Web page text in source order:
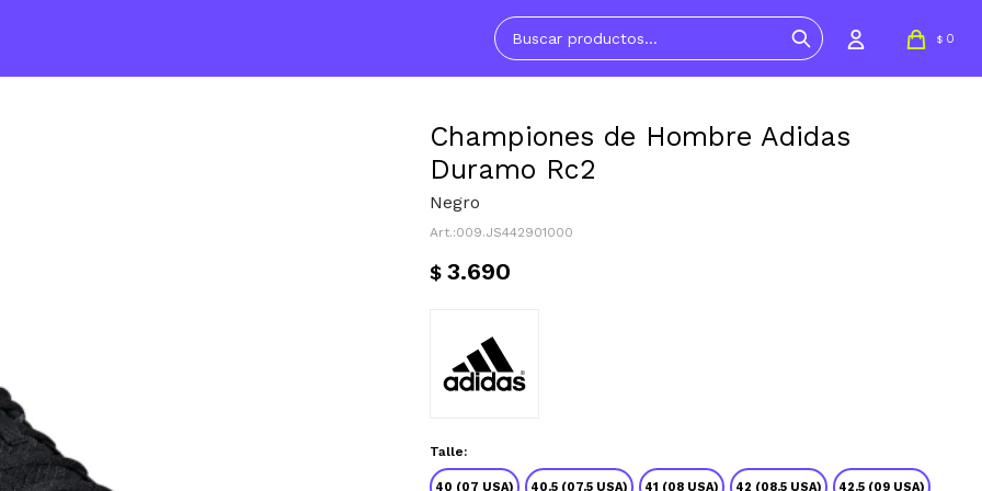
$ 0
Championes de Hombre Adidas
Duramo Rc2
Negro
009.JS442901000
$ 3.690
Talle:
40 (07 USA) 40.5 (07.5 USA) 41 (08 USA) 42 (08.5 USA) 42.5 (09 USA)